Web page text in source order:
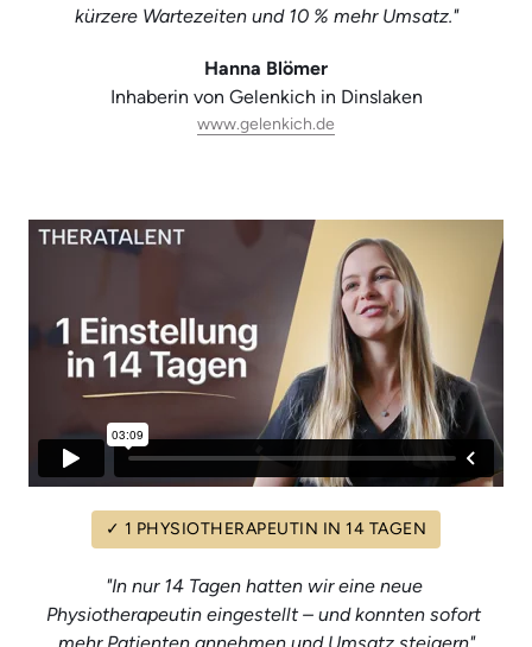
kürzere Wartezeiten und 10 % mehr Umsatz."
Hanna Blömer
Inhaberin von Gelenkich in Dinslaken
www.gelenkich.de
✓ 1 PHYSIOTHERAPEUTIN IN14 TAGEN
"In nur 14 Tagen hatten wir eine neue
Physiotherapeutin eingestellt – und konnten sofort
mehr Patienten annehmen und Umsatz steigern"